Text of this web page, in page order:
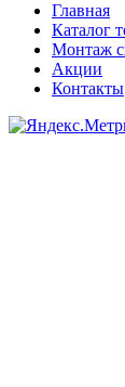
Главная
Каталог
Монтаж
Акции
Контакты